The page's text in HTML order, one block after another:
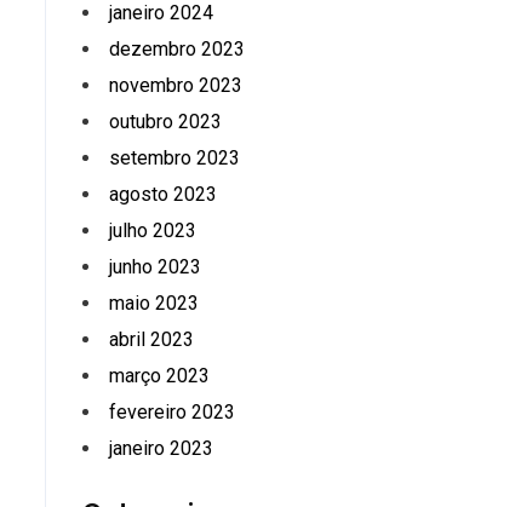
janeiro 2024
dezembro 2023
novembro 2023
outubro 2023
setembro 2023
agosto 2023
julho 2023
junho 2023
maio 2023
abril 2023
março 2023
fevereiro 2023
janeiro 2023